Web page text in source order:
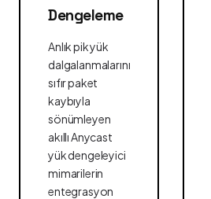
Dengeleme
Anlık pik yük
dalgalanmalarını
sıfır paket
kaybıyla
sönümleyen
akıllı Anycast
yük dengeleyici
mimarilerin
entegrasyon